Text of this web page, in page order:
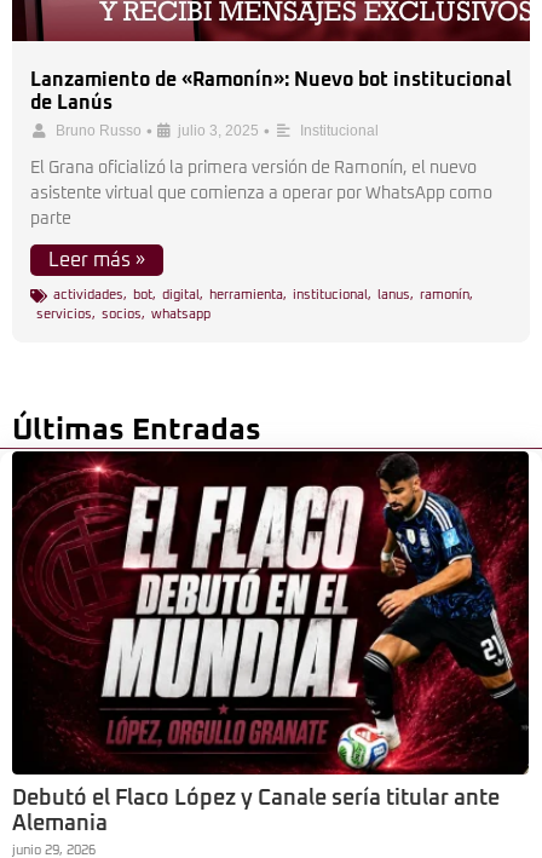
Lanzamiento de «Ramonín»: Nuevo bot institucional
de Lanús
Bruno Russo • julio 3, 2025 • Institucional
El Grana oficializó la primera versión de Ramonín, el nuevo
asistente virtual que comienza a operar por WhatsApp como
parte
Leer más »
actividades, bot, digital , herramienta, institucional , lanus, ramonín,
servicios, socios, whatsapp
Últimas Entradas
Debutó el Flaco López y Canale sería titular ante
Alemania
junio 29, 2026